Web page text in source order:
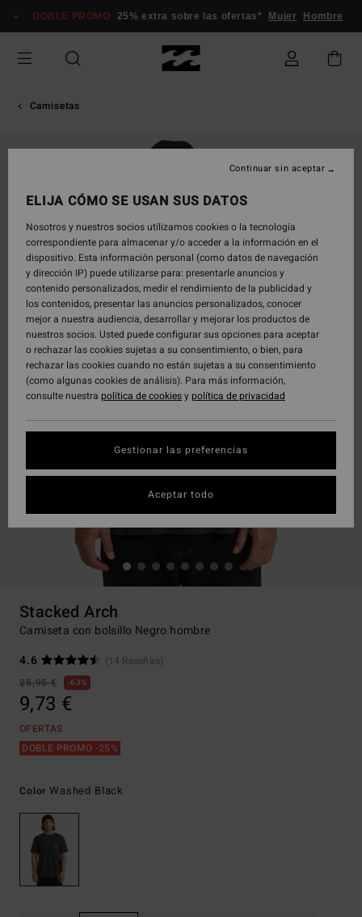
información
DOBLE PROMO 25% extra sobre las ofertas* Mujer Hombre
Camisetas
Stacked Arch
Camiseta con bolsillo Negro hombre
4.6
(14 Reseñas)
25,95 €
63%
9,73 €
OFERTAS
DOBLE PROMO -25%
ColorWashed Black
ELIJA CÓMO SE USAN SUS DATOS
Nosotros y nuestros socios utilizamos cookies o la tecnología
correspondiente para almacenar y/o acceder a la información en el
dispositivo. Esta información personal (como datos de navegación
y dirección IP) puede utilizarse para: presentarle anuncios y
contenido personalizados, medir el rendimiento de la publicidad y
los contenidos, presentar las anuncios personalizados, conocer
mejor a nuestra audiencia, desarrollar y mejorar los productos de
nuestros socios. Usted puede configurar sus opciones para aceptar
o rechazar las cookies sujetas a su consentimiento, o bien, para
rechazar las cookies cuando no están sujetas a su consentimiento
(como algunas cookies de análisis). Para más información,
consulte nuestra política de cookiesypolítica de privacidad
Gestionar las preferencias
Continuar sin aceptar
Aceptar todo